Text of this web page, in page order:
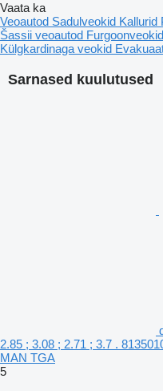
Sarnased kuulutused
2.85 ; 3.08 ; 2.71 ; 3.7 .
MAN TGA
5
Vaata ka
Veoautod Sadulveokid Kallurid
Šassii veoautod Furgoonveokid
Külgkardinaga veokid